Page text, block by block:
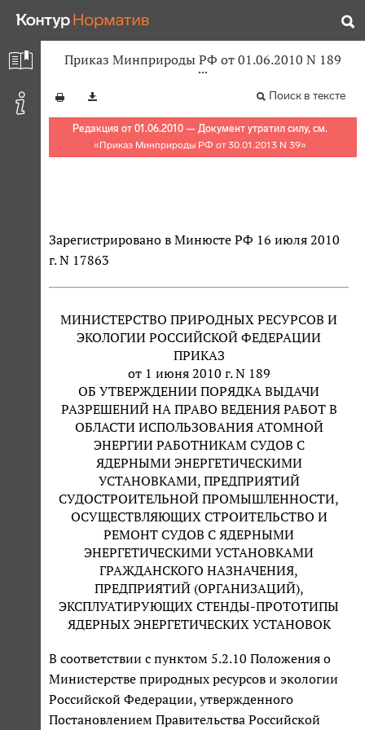
Приказ Минприроды РФ от 01.06.2010 N 189
Поиск в тексте
Редакция от 01.06.2010 — Документ утратил силу, см.
«Приказ Минприроды РФ от 30.01.2013 N 39»
Зарегистрировано в Минюсте РФ 16 июля 2010
г. N 17863
МИНИСТЕРСТВО ПРИРОДНЫХ РЕСУРСОВ И
ЭКОЛОГИИ РОССИЙСКОЙ ФЕДЕРАЦИИ
ПРИКАЗ
от 1 июня 2010 г. N 189
ОБ УТВЕРЖДЕНИИ ПОРЯДКА ВЫДАЧИ
РАЗРЕШЕНИЙ НА ПРАВО ВЕДЕНИЯ РАБОТ В
ОБЛАСТИ ИСПОЛЬЗОВАНИЯ АТОМНОЙ
ЭНЕРГИИ РАБОТНИКАМ СУДОВ С
ЯДЕРНЫМИ ЭНЕРГЕТИЧЕСКИМИ
УСТАНОВКАМИ, ПРЕДПРИЯТИЙ
СУДОСТРОИТЕЛЬНОЙ ПРОМЫШЛЕННОСТИ,
ОСУЩЕСТВЛЯЮЩИХ СТРОИТЕЛЬСТВО И
РЕМОНТ СУДОВ С ЯДЕРНЫМИ
ЭНЕРГЕТИЧЕСКИМИ УСТАНОВКАМИ
ГРАЖДАНСКОГО НАЗНАЧЕНИЯ,
ПРЕДПРИЯТИЙ (ОРГАНИЗАЦИЙ),
ЭКСПЛУАТИРУЮЩИХ СТЕНДЫ-ПРОТОТИПЫ
ЯДЕРНЫХ ЭНЕРГЕТИЧЕСКИХ УСТАНОВОК
В соответствии с пунктом 5.2.10 Положения о
Министерстве природных ресурсов и экологии
Российской Федерации, утвержденного
Постановлением Правительства Российской